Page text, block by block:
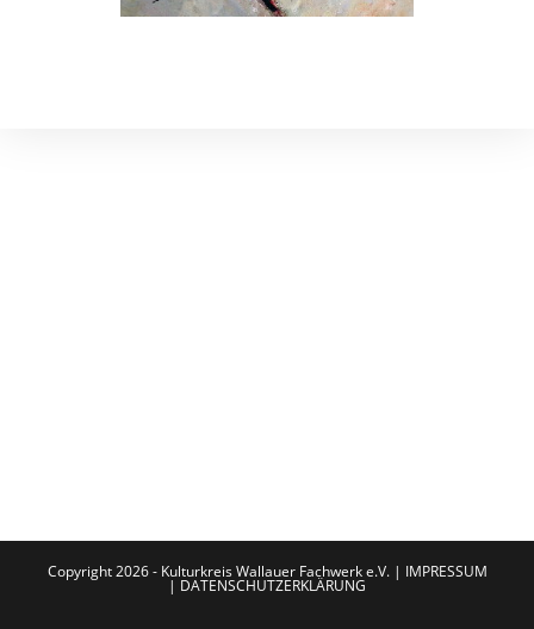
Copyright 2026 - Kulturkreis Wallauer Fachwerk e.V. | IMPRESSUM
| DATENSCHUTZERKLÄRUNG